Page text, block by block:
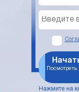
Нажмите на